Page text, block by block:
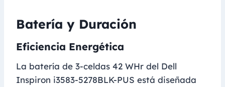
Batería y Duración
Eficiencia Energética
La batería de 3-celdas 42 WHr del Dell
Inspiron i3583-5278BLK-PUS está diseñada